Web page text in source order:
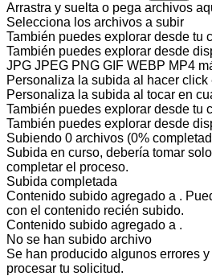
Arrastra y suelta o pega archivos
Selecciona los archivos a subir
También puedes explorar desde tu
También puedes explorar desde
JPG JPEG PNG GIF WEBP MP4
Personaliza la subida al hacer
Personaliza la subida al tocar en
También puedes explorar desde tu
También puedes explorar desde
Subiendo 0 archivos (0%
Subida en curso, debería tomar
completar el proceso.
Subida completada
Contenido subido agregado a .
con el contenido recién subido.
Contenido subido agregado a .
No se han subido archivo
Se han producido algunos errores
procesar tu solicitud.